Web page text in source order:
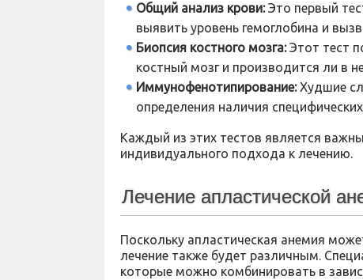
Общий анализ крови:Это первый
выявить уровень гемоглобина и
Биопсия костного мозга:Этот тест
костный мозг и производится ли в
Иммунофенотипирование:Худшие
определения наличия
Каждый из этих тестов является
индивидуального подхода к лечению.
Лечение апластической
Поскольку апластическая анемия
лечение также будет различным.
которые можно комбинировать в